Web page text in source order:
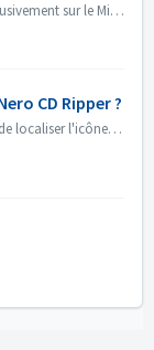
Nero CD Ripper est un produit disponible exclusivement sur le Microsoft Store (https://apps.microsoft.com/detail/9NSNQ0CPD06G) et n'est pas inclus dans ...
CD Ripper ?
Certains utilisateurs trouvent qu'il est difficile de localiser l'icône de Nero CD Ripper et doivent se rendre à chaque fois sur le Microsoft Store ...